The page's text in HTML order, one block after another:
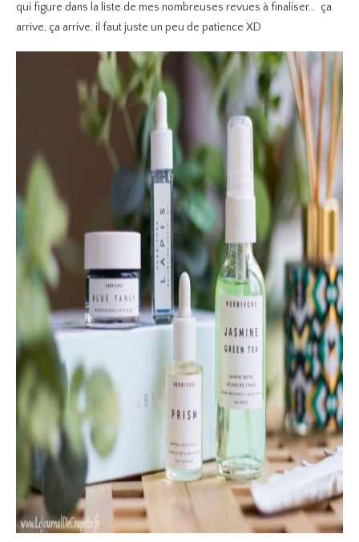
qui figure dans la liste de mes nombreuses revues à finaliser… ça
arrive, ça arrive, il faut juste un peu de patience XD